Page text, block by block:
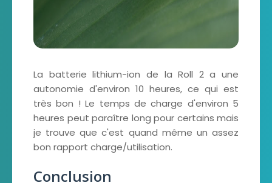
La batterie lithium-ion de la Roll 2 a une
autonomie d'environ 10 heures, ce qui est
très bon ! Le temps de charge d'environ 5
heures peut paraître long pour certains mais
je trouve que c'est quand même un assez
bon rapport charge/utilisation.
Conclusion